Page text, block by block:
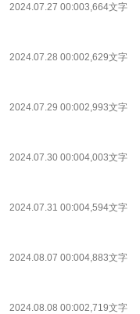
2024.07.27 00:003,664文字
2024.07.28 00:002,629文字
2024.07.29 00:002,993文字
2024.07.30 00:004,003文字
2024.07.31 00:004,594文字
2024.08.07 00:004,883文字
2024.08.08 00:002,719文字